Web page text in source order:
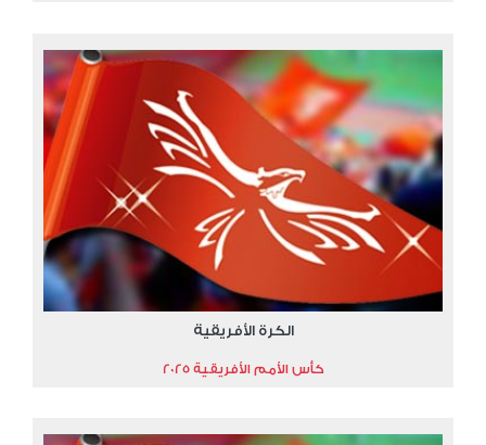
الكرة الأفريقية
كأس الأمم الأفريقية 2025